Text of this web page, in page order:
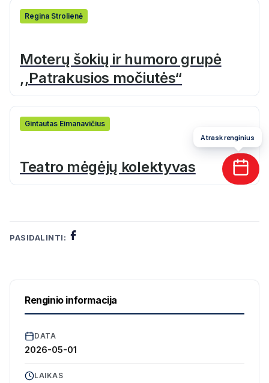
Regina Strolienė
Moterų šokių ir humoro grupė
,,Patrakusios močiutės“
Gintautas Eimanavičius
Teatro mėgėjų kolektyvas
PASIDALINTI:
Renginio informacija
DATA
2026-05-01
LAIKAS
Atrask renginius